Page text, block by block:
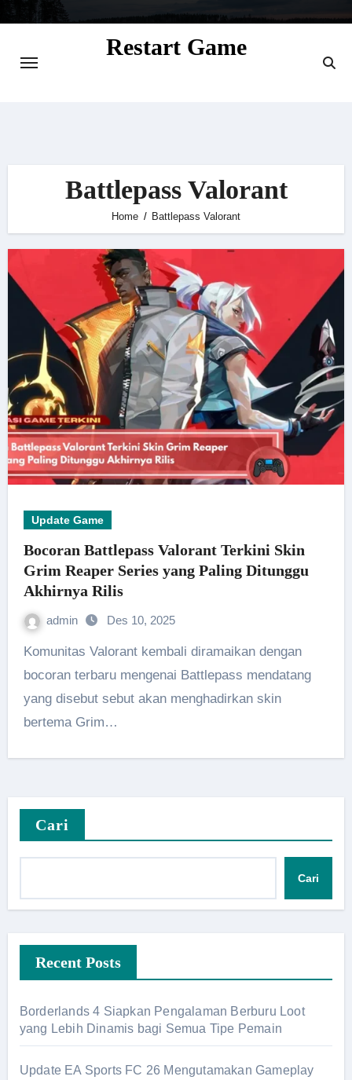
Restart Game
Battlepass Valorant
Home Battlepass Valorant
Update Game
Bocoran Battlepass Valorant Terkini Skin
Grim Reaper Series yang Paling Ditunggu
Akhirnya Rilis
admin Des 10, 2025
Komunitas Valorant kembali diramaikan dengan
bocoran terbaru mengenai Battlepass mendatang
yang disebut sebut akan menghadirkan skin
bertema Grim…
Cari
Cari
Recent Posts
Borderlands 4 Siapkan Pengalaman Berburu Loot
yang Lebih Dinamis bagi Semua Tipe Pemain
Update EA Sports FC 26 Mengutamakan Gameplay